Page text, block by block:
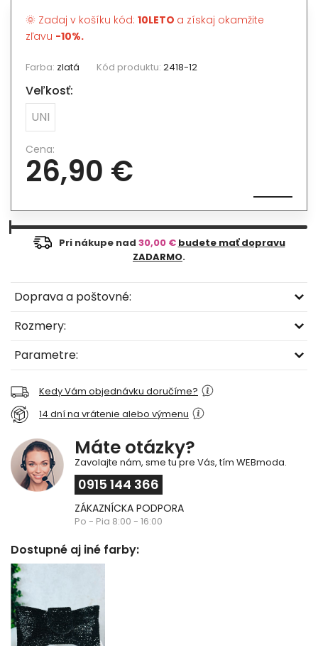
🌞 Zadaj v košíku kód: 10LETO a získaj okamžite
zľavu -10%.
Farba: zlatá Kód produktu: 2418-12
Veľkosť:
UNI
Cena:
26,90 €
Pri nákupe nad 30,00 € budete mať dopravu
ZADARMO.
Doprava a poštovné:
Rozmery:
Parametre:
Kedy Vám objednávku doručíme?
14 dní na vrátenie alebo výmenu
Máte otázky?
Zavolajte nám, sme tu pre Vás, tím WEBmoda.
0915 144 366
ZÁKAZNÍCKA PODPORA
Po - Pia 8:00 - 16:00
Dostupné aj iné farby: